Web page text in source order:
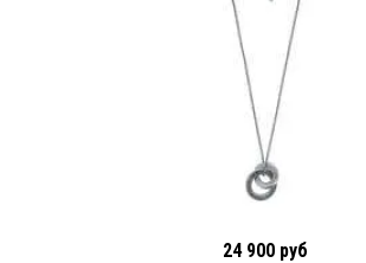
24 900 руб